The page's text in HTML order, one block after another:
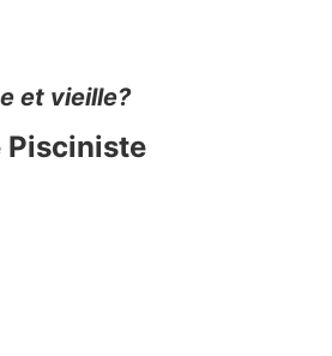
et vieille?
Pisciniste